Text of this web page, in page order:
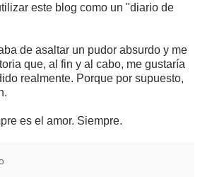
este blog como un "diario de
de asaltar un pudor absurdo y me
que, al fin y al cabo, me gustaría
realmente. Porque por supuesto,
es el amor. Siempre.